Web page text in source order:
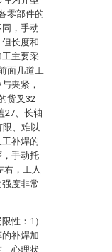
零部件的
，手动
长度和
主要采
面几道工
夹紧，
货叉32
27、长轴
、难以
补焊的
手动托
右，工人
度非常
性：1）
补焊加
心理状